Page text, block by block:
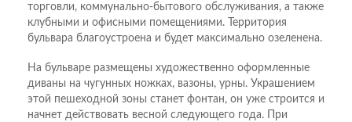
торговли, коммунально-бытового обслуживания, а также
клубными и офисными помещениями. Территория
бульвара благоустроена и будет максимально озеленена.
На бульваре размещены художественно оформленные
диваны на чугунных ножках, вазоны, урны. Украшением
этой пешеходной зоны станет фонтан, он уже строится и
начнет действовать весной следующего года. При